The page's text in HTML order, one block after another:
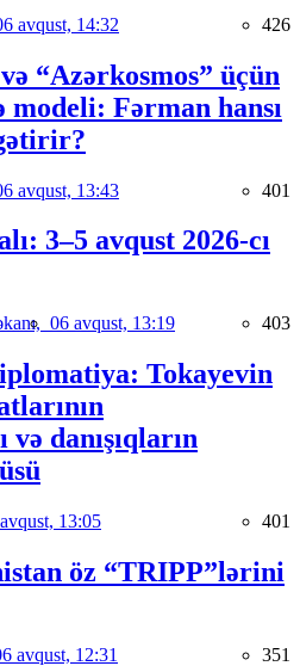
avqust, 14:32 426
“Azərkosmos” üçün
modeli: Fərman hansı
avqust, 13:43 401
3–5 avqust 2026-cı
06 avqust, 13:19 403
Tokayevin
və danışıqların
13:05 401
öz “TRIPP”lərini
avqust, 12:31 351